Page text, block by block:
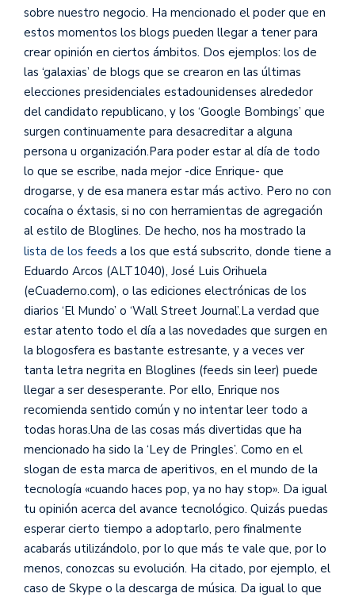
sobre nuestro negocio. Ha mencionado el poder que en
estos momentos los blogs pueden llegar a tener para
crear opinión en ciertos ámbitos. Dos ejemplos: los de
las ‘galaxias’ de blogs que se crearon en las últimas
elecciones presidenciales estadounidenses alrededor
del candidato republicano, y los ‘Google Bombings’ que
surgen continuamente para desacreditar a alguna
persona u organización.Para poder estar al día de todo
lo que se escribe, nada mejor -dice Enrique- que
drogarse, y de esa manera estar más activo. Pero no con
cocaína o éxtasis, si no con herramientas de agregación
al estilo de Bloglines. De hecho, nos ha mostrado la
lista de los feeds a los que está subscrito, donde tiene a
Eduardo Arcos (ALT1040), José Luis Orihuela
(eCuaderno.com), o las ediciones electrónicas de los
diarios ‘El Mundo’ o ‘Wall Street Journal’.La verdad que
estar atento todo el día a las novedades que surgen en
la blogosfera es bastante estresante, y a veces ver
tanta letra negrita en Bloglines (feeds sin leer) puede
llegar a ser desesperante. Por ello, Enrique nos
recomienda sentido común y no intentar leer todo a
todas horas.Una de las cosas más divertidas que ha
mencionado ha sido la ‘Ley de Pringles’. Como en el
slogan de esta marca de aperitivos, en el mundo de la
tecnología «cuando haces pop, ya no hay stop». Da igual
tu opinión acerca del avance tecnológico. Quizás puedas
esperar cierto tiempo a adoptarlo, pero finalmente
acabarás utilizándolo, por lo que más te vale que, por lo
menos, conozcas su evolución. Ha citado, por ejemplo, el
caso de Skype o la descarga de música. Da igual lo que